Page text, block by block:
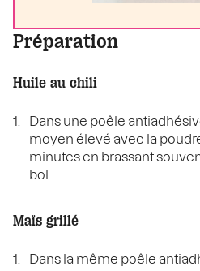
Préparation
Huile au chili
Dans une poêle
moyen élevé avec la
minutes en brassant
bol.
Maïs grillé
Dans la même poêle